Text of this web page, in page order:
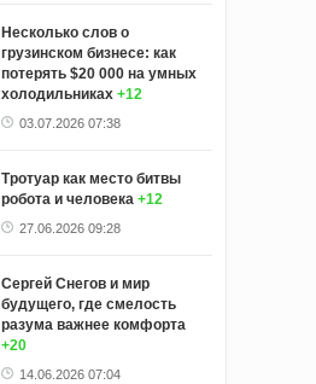
Несколько слов о
грузинском бизнесе: как
потерять $20 000 на умных
холодильниках +12
03.07.2026 07:38
Тротуар как место битвы
робота и человека +12
27.06.2026 09:28
Сергей Снегов и мир
будущего, где смелость
разума важнее комфорта
+20
14.06.2026 07:04